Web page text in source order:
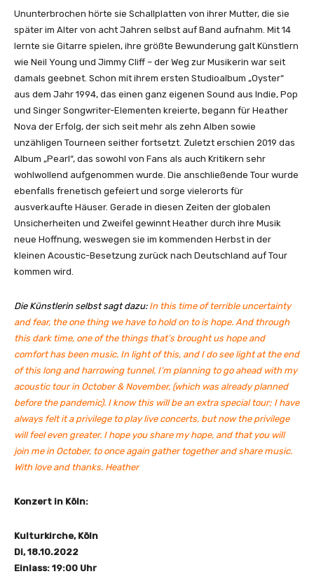
a
–
J
u
s
t
K
i
d
s
(
O
f
f
i
c
i
)
o
u
b
Ununterbrochen hörte sie Schallplatten von ihrer Mutter, die sie
später im Alter von acht Jahren selbst auf Band aufnahm. Mit 14
lernte sie Gitarre spielen, ihre größte Bewunderung galt Künstlern
wie Neil Young und Jimmy Cliff – der Weg zur Musikerin war seit
damals geebnet. Schon mit ihrem ersten Studioalbum „Oyster“
aus dem Jahr 1994, das einen ganz eigenen Sound aus Indie, Pop
und Singer Songwriter-Elementen kreierte, begann für Heather
Nova der Erfolg, der sich seit mehr als zehn Alben sowie
unzähligen Tourneen seither fortsetzt. Zuletzt erschien 2019 das
Album „Pearl“, das sowohl von Fans als auch Kritikern sehr
wohlwollend aufgenommen wurde. Die anschließende Tour wurde
ebenfalls frenetisch gefeiert und sorge vielerorts für
ausverkaufte Häuser. Gerade in diesen Zeiten der globalen
Unsicherheiten und Zweifel gewinnt Heather durch ihre Musik
neue Hoffnung, weswegen sie im kommenden Herbst in der
kleinen Acoustic-Besetzung zurück nach Deutschland auf Tour
kommen wird.
Die Künstlerin selbst sagt dazu:In this time of terrible uncertainty
and fear, the one thing we have to hold on to is hope. And through
this dark time, one of the things that’s brought us hope and
comfort has been music. In light of this, and I do see light at the end
of this long and harrowing tunnel, I’m planning to go ahead with my
acoustic tour in October & November, (which was already planned
before the pandemic). I know this will be an extra special tour; I have
always felt it a privilege to play live concerts, but now the privilege
will feel even greater. I hope you share my hope, and that you will
join me in October, to once again gather together and share music.
With love and thanks. Heather
Konzert in Köln:
Kulturkirche, Köln
Di, 18.10.2022
Einlass: 19:00 Uhr